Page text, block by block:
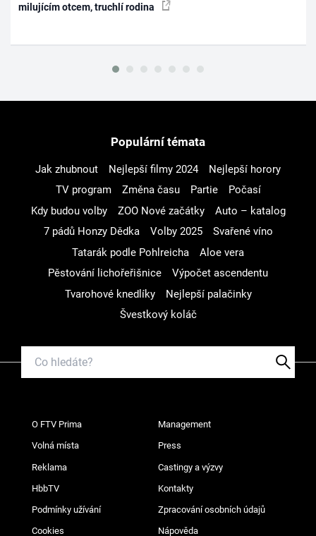
milujícím otcem, truchlí rodina
Populární témata
Jak zhubnout Nejlepší filmy 2024
Nejlepší horory
TV program
Změna času Partie
Počasí
Kdy budou volby
ZOO Nové začátky
Auto – katalog
7 pádů Honzy Dědka
Volby 2025
Svařené víno
Tatarák podle Pohlreicha
Aloe vera
Pěstování lichořeřišnice
Výpočet ascendentu
Tvarohové knedlíky
Nejlepší palačinky
Švestkový koláč
O FTV Prima Management
Volná místa Press
Reklama Castingy a výzvy
HbbTV Kontakty
Podmínky užívání Zpracování osobních údajů
Cookies Nápověda